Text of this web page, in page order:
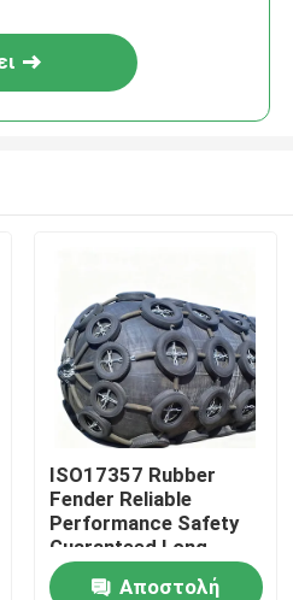
ISO17357 Rubber
Fender Reliable
Performance Safety
Guaranteed Long
Service Life
Αποστολή